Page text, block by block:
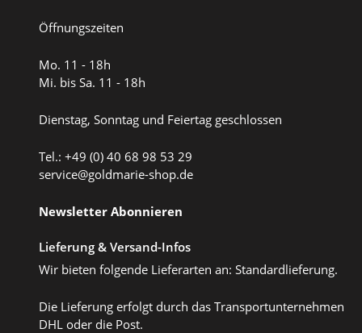
Öffnungszeiten
Mo. 11 - 18h
Mi. bis Sa. 11 - 18h
Dienstag, Sonntag und Feiertag geschlossen
Tel.: +49 (0) 40 68 98 53 29
service@goldmarie-shop.de
Newsletter Abonnieren
Lieferung & Versand-Infos
Wir bieten folgende Lieferarten an: Standardlieferung.
Die Lieferung erfolgt durch das Transportunternehmen
DHL oder die Post.